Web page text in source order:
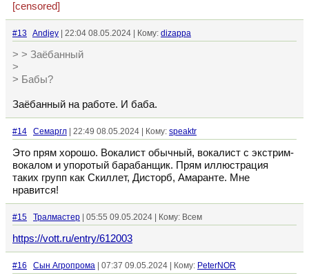
[censored]
#13 Andjey | 22:04 08.05.2024 | Кому: dizappa
> > Заёбанный
>
> Бабы?
Заёбанный на работе. И баба.
#14 Семаргл | 22:49 08.05.2024 | Кому: speaktr
Это прям хорошо. Вокалист обычный, вокалист с экстрим-
вокалом и упоротый барабанщик. Прям иллюстрация
таких групп как Скиллет, Дисторб, Амаранте. Мне
нравится!
#15 Тралмастер | 05:55 09.05.2024 | Кому: Всем
https://vott.ru/entry/612003
#16 Сын Агропрома | 07:37 09.05.2024 | Кому: PeterNOR